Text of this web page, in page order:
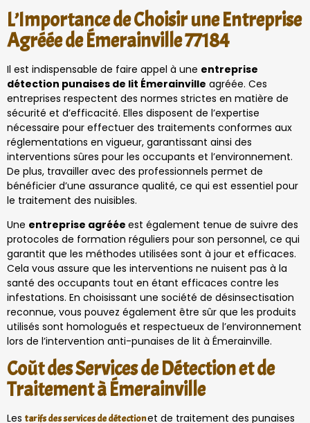
L’Importance de Choisir une Entreprise
Agréée de Émerainville 77184
Il est indispensable de faire appel à une entreprise
détection punaises de lit Émerainville agréée. Ces
entreprises respectent des normes strictes en matière de
sécurité et d’efficacité. Elles disposent de l’expertise
nécessaire pour effectuer des traitements conformes aux
réglementations en vigueur, garantissant ainsi des
interventions sûres pour les occupants et l’environnement.
De plus, travailler avec des professionnels permet de
bénéficier d’une assurance qualité, ce qui est essentiel pour
le traitement des nuisibles.
Une entreprise agréée est également tenue de suivre des
protocoles de formation réguliers pour son personnel, ce qui
garantit que les méthodes utilisées sont à jour et efficaces.
Cela vous assure que les interventions ne nuisent pas à la
santé des occupants tout en étant efficaces contre les
infestations. En choisissant une société de désinsectisation
reconnue, vous pouvez également être sûr que les produits
utilisés sont homologués et respectueux de l’environnement
lors de l’intervention anti-punaises de lit à Émerainville.
Coût des Services de Détection et de
Traitement à Émerainville
Les tarifs des services de détectionet de traitement des punaises